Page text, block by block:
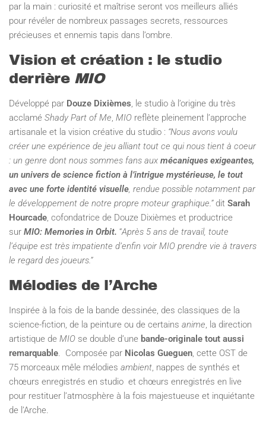
par la main : curiosité et maîtrise seront vos meilleurs alliés
pour révéler de nombreux passages secrets, ressources
précieuses et ennemis tapis dans l’ombre.
Vision et création : le studio
derrière MIO
Développé par Douze Dixièmes , le studio à l’origine du très
acclamé Shady Part of Me MIO reflète pleinement l’approche
artisanale et la vision créative du studio : “Nous avons voulu
créer une expérience de jeu alliant tout ce qui nous tient à coeur
: un genre dont nous sommes fans aux mécaniques exigeantes,
un univers de science fiction à l’intrigue mystérieuse, le tout
avec une forte identité visuelle , rendue possible notamment par
le développement de notre propre moteur graphique.” dit Sarah
Hourcade , cofondatrice de Douze Dixièmes et productrice
sur MIO: Memories in Orbit. “Après 5 ans de travail, toute
l’équipe est très impatiente d’enfin voir MIO prendre vie à travers
le regard des joueurs.”
Mélodies de l’Arche
Inspirée à la fois de la bande dessinée, des classiques de la
science-fiction, de la peinture ou de certains anime , la direction
artistique de MIO se double d’une bande-originale tout aussi
remarquable . Composée par Nicolas Gueguen , cette OST de
75 morceaux mêle mélodies ambient , nappes de synthés et
chœurs enregistrés en studio et chœurs enregistrés en live
pour restituer l’atmosphère à la fois majestueuse et inquiétante
de l’Arche.